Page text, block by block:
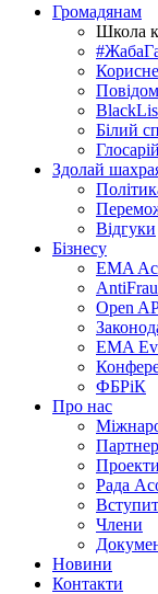
Громадянам
Школа
Білий
Глосарій
Здолай
Відгуки
Бізнесу
EMA
Open
EMA
ФБРіК
Про нас
Проекти
Рада
Члени
Новини
Контакти